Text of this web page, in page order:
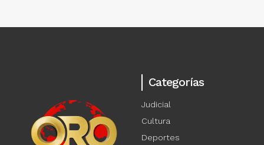
Categorías
Judicial
Cultura
Deportes